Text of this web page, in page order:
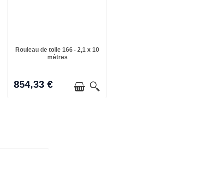
Rouleau de toile 166 - 2,1 x 10
mètres
854,33 €